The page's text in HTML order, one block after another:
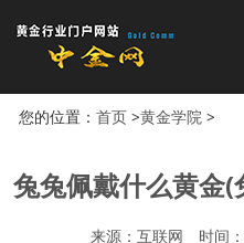
您的位置： 首页>黄金学院 >
兔兔佩戴什么黄金
来源：互联网 时间